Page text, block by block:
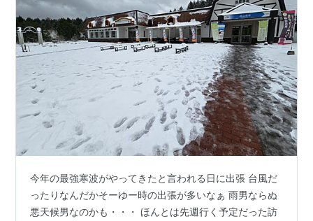
今年の最強寒波がやってきたと言われる日に出張 台風だ
ったりなんだかそーゆー時の出張が多いなぁ 雨男ならぬ
悪天候男なのかも・・・ ほんとは先週行く予定だった訪